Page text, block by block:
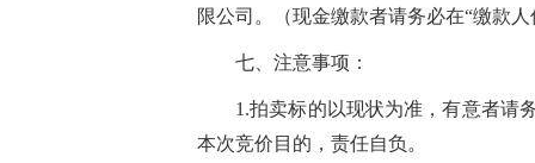
限公司。（现金缴款者请务必在“缴款
七、注意事项：
1.拍卖标的以现状为准，有意者请
本次竞价目的，责任自负。